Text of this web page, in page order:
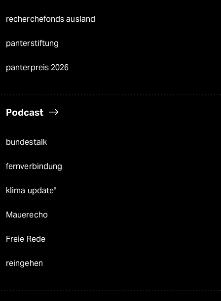
recherchefonds ausland
panterstiftung
panterpreis 2026
Podcast
bundestalk
fernverbindung
klima update°
Mauerecho
Freie Rede
reingehen